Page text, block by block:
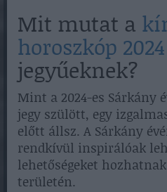
Mit mutat a
horoszkóp 2024
jegyűeknek?
Mint a 2024-es Sárkány
jegy szülött, egy
előtt állsz. A Sárkány
rendkívül inspirálóak
lehetőségeket
területén.